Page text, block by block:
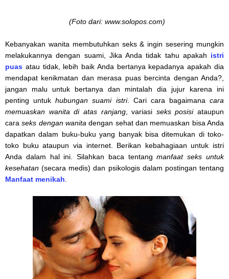
(Foto dari: www.solopos.com)
Kebanyakan wanita membutuhkan seks & ingin sesering mungkin
melakukannya dengan suami, Jika Anda tidak tahu apakah istri
puas atau tidak, lebih baik Anda bertanya kepadanya apakah dia
mendapat kenikmatan dan merasa puas bercinta dengan Anda?,
jangan malu untuk bertanya dan mintalah dia jujur karena ini
penting untukhubungan suami istri. Cari cara bagaimana cara
memuaskan wanita di atas ranjang, variasi seks posisiataupun
caraseks dengan wanita dengan sehat dan memuaskan bisa Anda
dapatkan dalam buku-buku yang banyak bisa ditemukan di toko-
toko buku ataupun via internet. Berikan kebahagiaan untuk istri
Anda dalam hal ini. Silahkan baca tentangmanfaat seks untuk
kesehatan (secara medis) dan psikologis dalam postingan tentang
Manfaat menikah